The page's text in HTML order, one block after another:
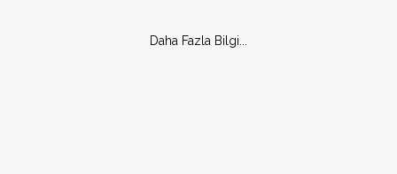
Daha Fazla Bilgi...